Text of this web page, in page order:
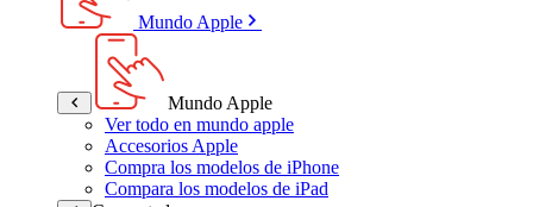
Mundo Apple
Mundo Apple
Ver todo en mundo apple
Accesorios Apple
Compra los modelos de iPhone
Compara los modelos de iPad